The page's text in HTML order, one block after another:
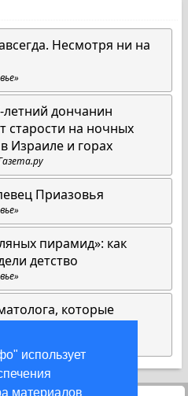
использует
материалов
Несмотря ни на
летний дончанин
старости на ночных
Израиле и горах
Приазовья
пирамид»: как
детство
которые